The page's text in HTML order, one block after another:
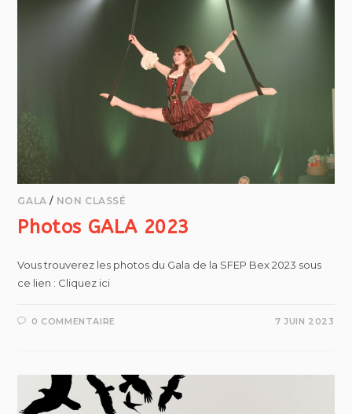
GALA / NON CLASSÉ
Photos GALA 2023
Vous trouverez les photos du Gala de la SFEP Bex 2023 sous
ce lien : Cliquez ici
0 COMMENTAIRE 7 JUIN 2023